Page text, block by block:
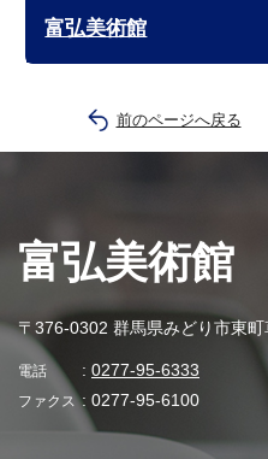
富弘美術館
前のページへ戻る
富弘美術館
〒376-0302 群馬県みどり市東
電話 : 0277-95-6333
ファクス : 0277-95-6100